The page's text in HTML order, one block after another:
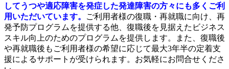
してうつや適応障害を発症した発達障害の方々にも多くご利
用いただいています。
ご利用者様の復職・再就職に向け、再
発予防プログラムを提供する他、復職後を見据えたビジネス
スキル向上のためのプログラムを提供します。また、復職後
や再就職後もご利用者様の希望に応じて最大3年半の定着支
援によるサポートが受けられます。お気軽にお問合せくださ